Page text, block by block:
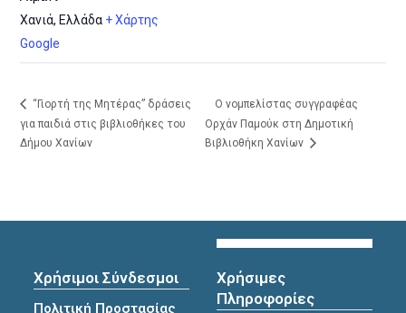
Χανιά, Ελλάδα + Χάρτης
Google
“Γιορτή της Μητέρας” δράσεις
για παιδιά στις βιβλιοθήκες του
Δήμου Χανίων
Ο νομπελίστας συγγραφέας
Ορχάν Παμούκ στη Δημοτική
Βιβλιοθήκη Χανίων
Χρήσιμοι Σύνδεσμοι
Πολιτική Προστασίας
Χρήσιμες
Πληροφορίες